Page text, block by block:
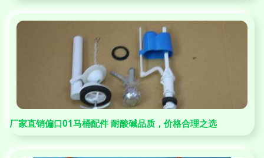
厂家直销偏口01马桶配件 耐酸碱品质，价格合理之选